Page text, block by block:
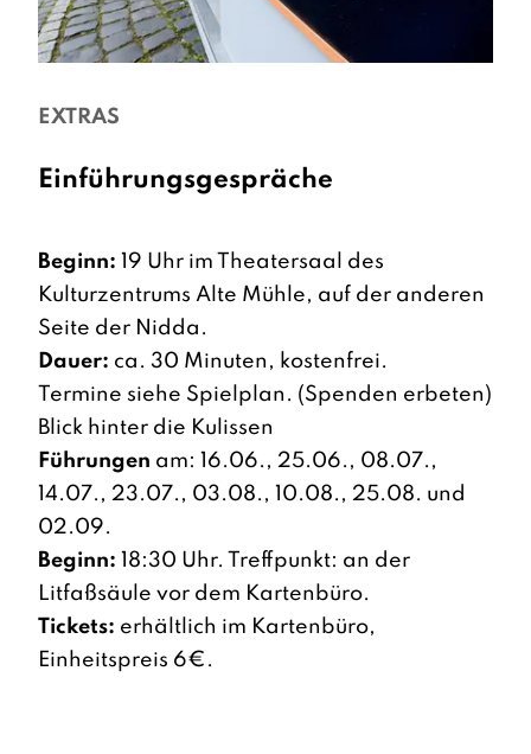
EXTRAS
Einführungsgespräche
Beginn: 19 Uhr im Theatersaal des
Kulturzentrums Alte Mühle, auf der anderen
Seite der Nidda.
Dauer: ca. 30 Minuten, kostenfrei.
Termine siehe Spielplan. (Spenden erbeten)
Blick hinter die Kulissen
Führungen am: 16.06., 25.06., 08.07.,
14.07., 23.07., 03.08., 10.08., 25.08. und
02.09.
Beginn: 18:30 Uhr. Treffpunkt: an der
Litfaßsäule vor dem Kartenbüro.
Tickets: erhältlich im Kartenbüro,
Einheitspreis 6€.